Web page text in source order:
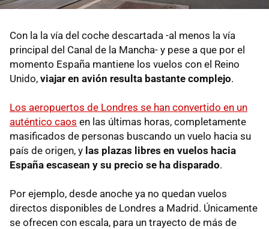
Con la la vía del coche descartada -al menos la vía
principal del Canal de la Mancha- y pese a que por el
momento España mantiene los vuelos con el Reino
Unido, viajar en avión resulta bastante complejo.
Los aeropuertos de Londres se han convertido en un
auténtico caos en las últimas horas, completamente
masificados de personas buscando un vuelo hacia su
país de origen, y las plazas libres en vuelos hacia
España escasean y su precio se ha disparado.
Por ejemplo, desde anoche ya no quedan vuelos
directos disponibles de Londres a Madrid. Únicamente
se ofrecen con escala, para un trayecto de más de